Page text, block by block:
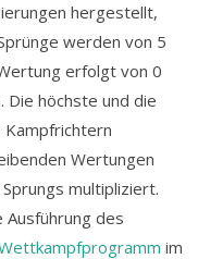
hergestellt,
werden von 5
erfolgt von 0
Die höchste und die
Wertungen
multipliziert.
des
im